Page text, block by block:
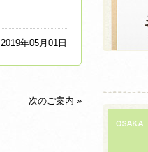
2019年05月01日
次のご案内 »